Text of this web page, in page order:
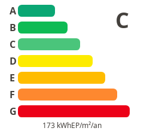
A
B
C
D
E
F
G
C
173 kWhEP/m²/an